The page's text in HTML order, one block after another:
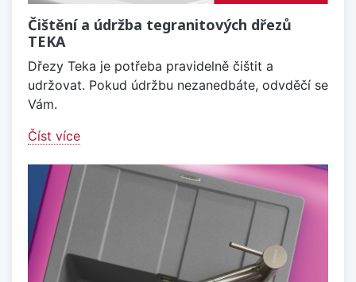
Čištění a údržba tegranitových dřezů
TEKA
Dřezy Teka je potřeba pravidelně čištit a
udržovat. Pokud údržbu nezanedbáte, odvděčí se
Vám.
Číst více